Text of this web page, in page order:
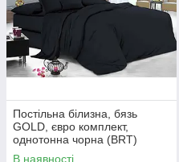
Постільна білизна, бязь
GOLD, євро комплект,
однотонна чорна (BRT)
В наявності